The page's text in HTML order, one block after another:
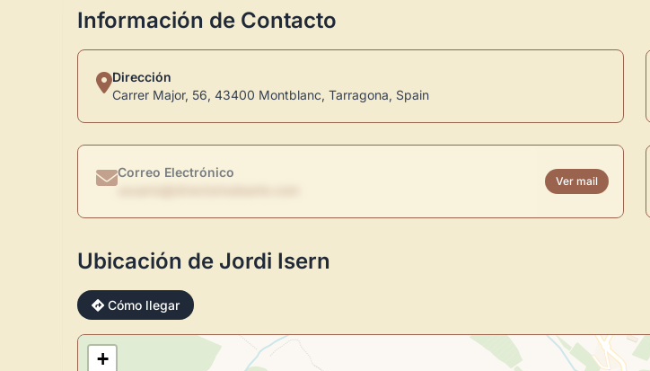
Información de Contacto
Dirección
Carrer Major, 56, 43400 Montblanc, Tarragona, Spain
Correo Electrónico
Ver mail
Ubicación de Jordi Isern
Cómo llegar
+